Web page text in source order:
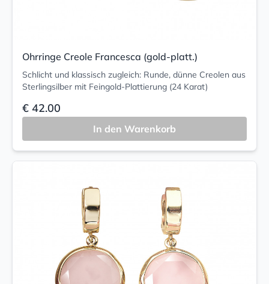
Ohrringe Creole Francesca (gold-platt.)
Schlicht und klassisch zugleich: Runde, dünne Creolen aus
Sterlingsilber mit Feingold-Plattierung (24 Karat)
€ 42.00
In den Warenkorb